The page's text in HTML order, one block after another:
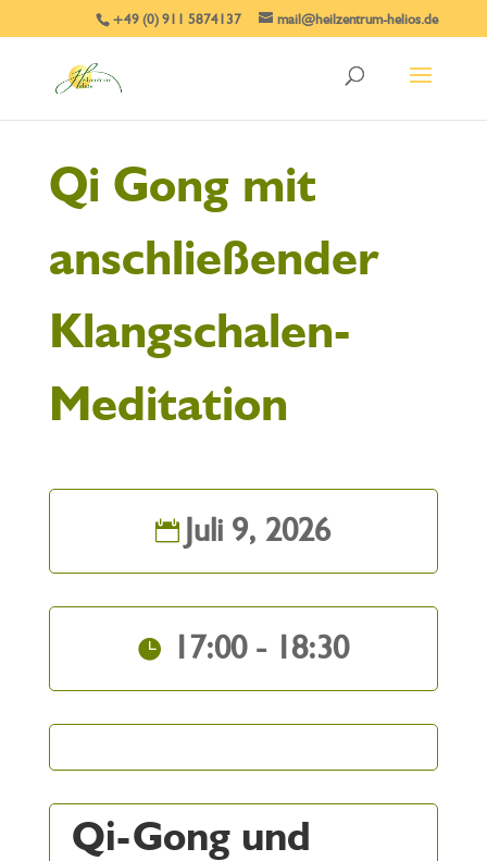
+49 (0) 911 5874137 mail@heilzentrum-helios.de
Qi Gong mit
anschließender
Klangschalen-
Meditation
Juli 9, 2026
17:00 - 18:30
Qi-Gong und